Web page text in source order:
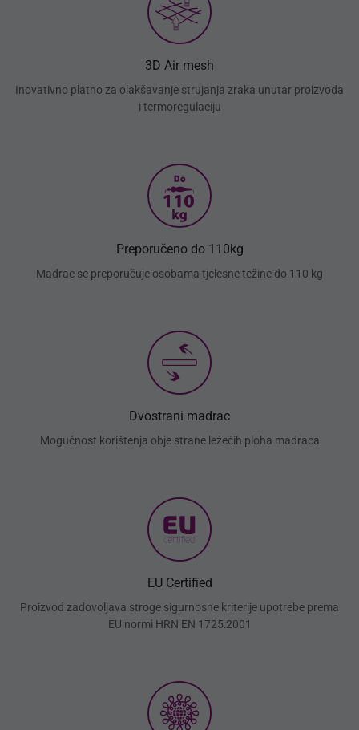
3D Air mesh
Inovativno platno za olakšavanje strujanja zraka unutar proizvoda
i termoregulaciju
Preporučeno do 110kg
Madrac se preporučuje osobama tjelesne težine do 110 kg
Dvostrani madrac
Mogućnost korištenja obje strane ležećih ploha madraca
EU Certified
Proizvod zadovoljava stroge sigurnosne kriterije upotrebe prema
EU normi HRN EN 1725:2001